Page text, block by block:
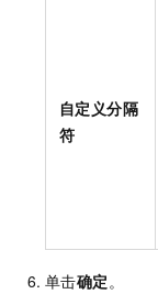
自定义分隔
符
单击确定。